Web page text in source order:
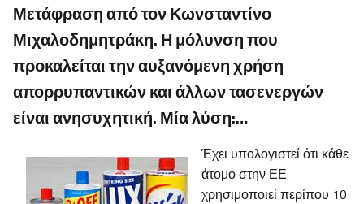
Μετάφραση από τον Κωνσταντίνο
Μιχαλοδημητράκη. Η μόλυνση που
προκαλείται την αυξανόμενη χρήση
απορρυπαντικών και άλλων τασενεργών
είναι ανησυχητική. Μία λύση:…
Έχει υπολογιστεί ότι κάθε
άτομο στην ΕΕ
χρησιμοποιεί περίπου 10